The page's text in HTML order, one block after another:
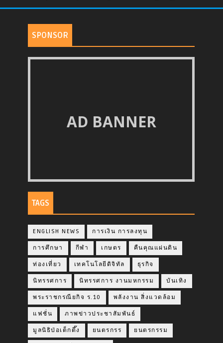
SPONSOR
AD BANNER
TAGS
ENGLISH NEWS การเงิน การลงทุน
การศึกษา กีฬา เกษตร คืนคุณแผ่นดิน
ท่องเที่ยว เทคโนโลยีดิจิทัล ธุรกิจ
นิทรรศการ นิทรรศการ งานมหกรรม บันเทิง
พระราชกรณียกิจ ร.10 พลังงาน สิ่งแวดล้อม
แฟชั่น ภาพข่าวประชาสัมพันธ์
มูลนิธิป่อเต็กตึ๊ง ยนตรกรร ยนตรกรรม